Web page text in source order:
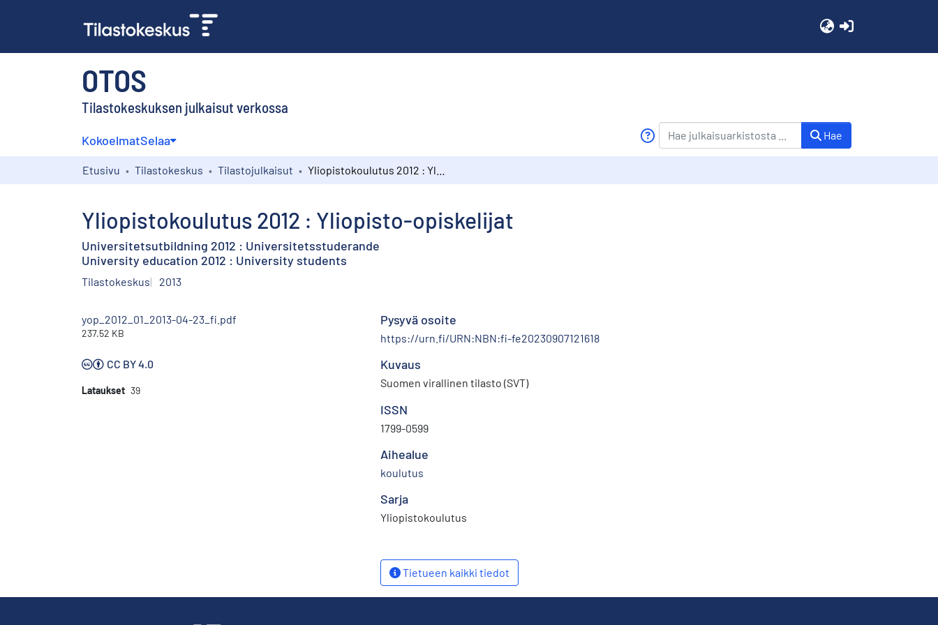
OTOS
Tilastokeskuksen julkaisut verkossa
KokoelmatSelaa Hae
Etusivu Tilastokeskus Tilastojulkaisut
Yliopistokoulutus 2012 : Yliopisto-opiskelijat
Universitetsutbildning 2012 : Universitetsstuderande
University education 2012 : University students
Tilastokeskus 2013
yop_2012_01_2013-04-23_fi.pdf
237.52 KB
CC BY 4.0
Lataukset 39
Pysyvä osoite
https://urn.fi/URN:NBN:fi-fe20230907121618
Kuvaus
Suomen virallinen tilasto (SVT)
ISSN
1799-0599
Aihealue
koulutus
Sarja
Yliopistokoulutus
Tietueen kaikki tiedot